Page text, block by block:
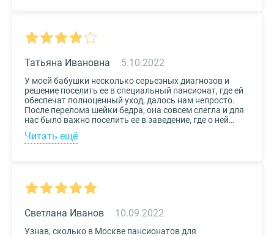
подробная, что определиться на наиболее подходящем
сервис!
5.10.2022
Татьяна Ивановна
У моей бабушки несколько серьезных диагнозов и
решение поселить ее в специальный пансионат, где ей
обеспечат полноценный уход, далось нам непросто.
После перелома шейки бедра, она совсем слегла и для
нас было важно поселить ее в заведение, где о ней
будут заботиться круглосуточно. Остановили выбор
на реабилитационном центре Медвежьи Озера
Читать ещё
10.09.2022
Светлана Иванов
Узнав, сколько в Москве пансионатов для